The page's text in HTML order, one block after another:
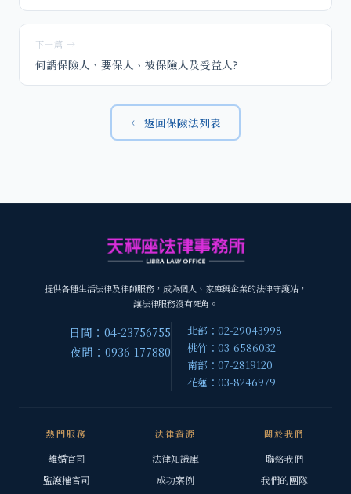
下一篇 →
何謂保險人、要保人、被保險人及受益人?
← 返回保險法列表
提供各種生活法律及律師服務，成為個人、家庭與企業的法律守護站，
讓法律服務沒有死角。
日間：04-23756755
夜間：0936-177880
北部：02-29043998
桃竹：03-6586032
南部：07-2819120
花蓮：03-8246979
熱門服務
離婚官司
監護權官司
法律資源
法律知識庫
成功案例
關於我們
聯絡我們
我們的團隊